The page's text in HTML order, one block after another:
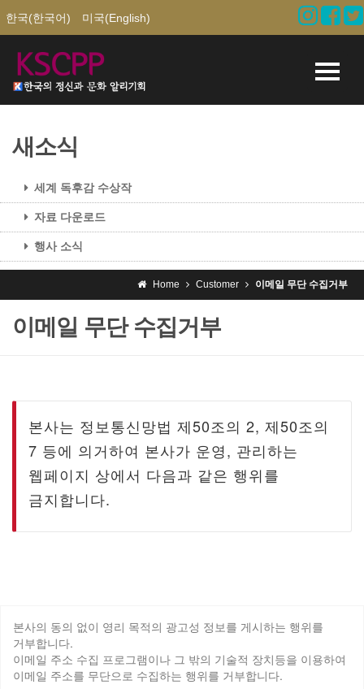
한국(한국어) 미국(English)
새소식
세계 독후감 수상작
자료 다운로드
행사 소식
Home Customer 이메일 무단 수집거부
이메일 무단 수집거부
본사는 정보통신망법 제50조의 2, 제50조의
7 등에 의거하여 본사가 운영, 관리하는
웹페이지 상에서 다음과 같은 행위를
금지합니다.
본사의 동의 없이 영리 목적의 광고성 정보를 게시하는 행위를
거부합니다.
이메일 주소 수집 프로그램이나 그 밖의 기술적 장치등을 이용하여
이메일 주소를 무단으로 수집하는 행위를 거부합니다.